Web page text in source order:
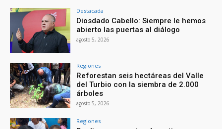
Destacada
Diosdado Cabello: Siempre le hemos
abierto las puertas al diálogo
agosto 5, 2026
Regiones
Reforestan seis hectáreas del Valle
del Turbio con la siembra de 2.000
árboles
agosto 5, 2026
Regiones